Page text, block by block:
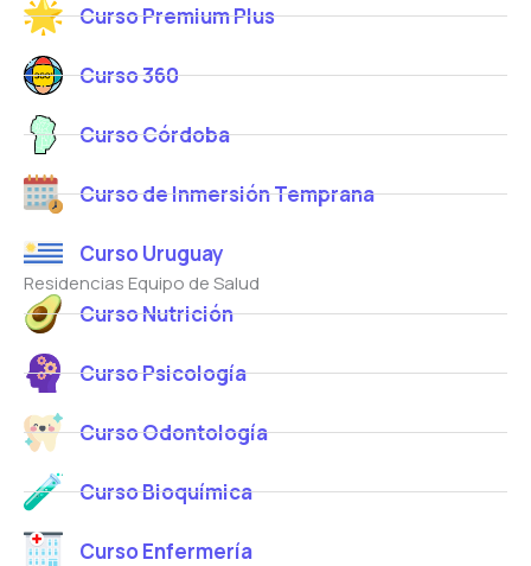
Curso Premium Plus
Curso 360
Curso Córdoba
Curso de Inmersión Temprana
Curso Uruguay
Residencias Equipo de Salud
Curso Nutrición
Curso Psicología
Curso Odontología
Curso Bioquímica
Curso Enfermería